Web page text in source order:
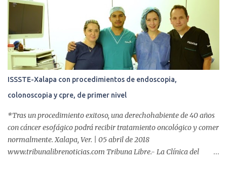
ISSSTE-Xalapa con procedimientos de endoscopia,
colonoscopia y cpre, de primer nivel
*Tras un procedimiento exitoso, una derechohabiente de 40 años
con cáncer esofágico podrá recibir tratamiento oncológico y comer
normalmente. Xalapa, Ver. | 05 abril de 2018
www.tribunalibrenoticias.com Tribuna Libre.- La Clínica del